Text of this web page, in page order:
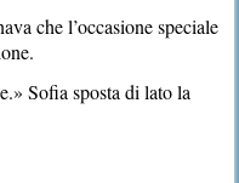
che l’occasione speciale
Sofia sposta di lato la